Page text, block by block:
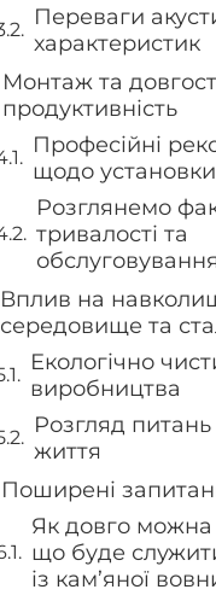
Переваги
характеристик
Монтаж та
продуктивність
Професійні
щодо установки
Розглянемо
тривалості та
обслуговування
Вплив на
середовище та
Екологічно
виробництва
Розгляд питань
життя
Поширені
Як довго можна
що буде
із кам’яної